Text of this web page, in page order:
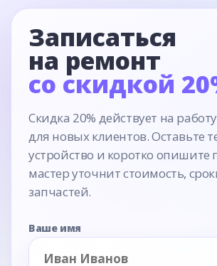
Записаться
на ремонт
со скидкой
Скидка 20% действует на
для новых клиентов. Оставьте
устройство и коротко
мастер уточнит стоимость,
запчастей.
Ваше имя